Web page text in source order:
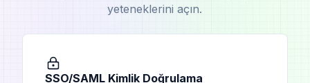
yeteneklerini açın.
SSO/SAML Kimlik Doğrulama